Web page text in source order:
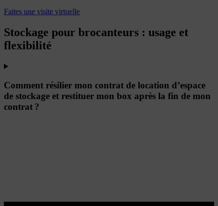
Faites une visite virtuelle
Stockage pour brocanteurs : usage et
flexibilité
Comment résilier mon contrat de location d’espace
de stockage et restituer mon box après la fin de mon
contrat ?